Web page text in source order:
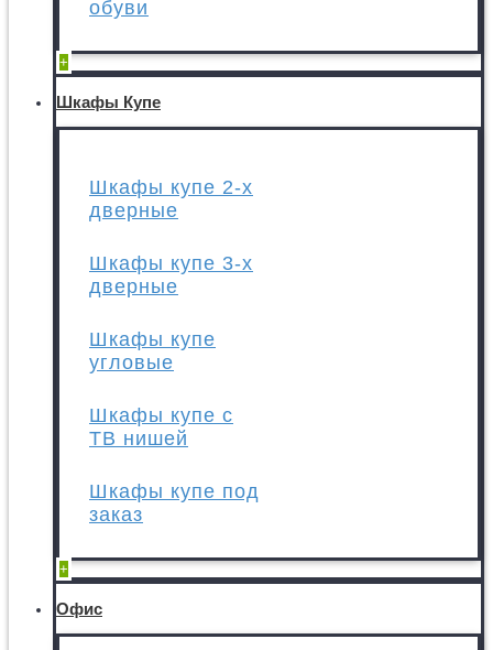
обуви
+
Шкафы Купе
Шкафы купе 2-х
дверные
Шкафы купе 3-х
дверные
Шкафы купе
угловые
Шкафы купе с
ТВ нишей
Шкафы купе под
заказ
+
Офис